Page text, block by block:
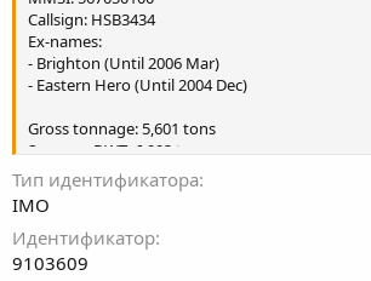
Callsign: HSB3434
Ex-names:
- Brighton (Until 2006 Mar)
- Eastern Hero (Until 2004 Dec)
Gross tonnage: 5,601 tons
Summer DWT: 6,903 tons
Length: 99 m
Beam: 19 m
Draught: 4.4 m
Тип идентификатора
IMO
Идентификатор
9103609